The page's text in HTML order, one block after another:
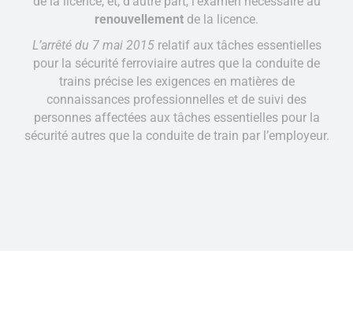
renouvellement de la licence.
L’arrêté du 7 mai 2015relatif aux tâches essentielles
pour la sécurité ferroviaire autres que la conduite de
trains précise les exigences en matières de
connaissances professionnelles et de suivi des
personnes affectées aux tâches essentielles pour la
sécurité autres que la conduite de train par l’employeur.